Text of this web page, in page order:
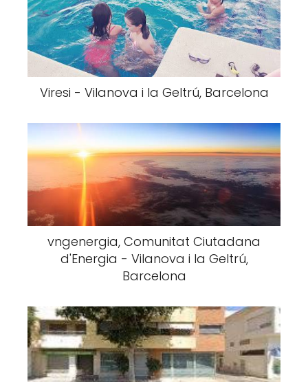
Viresi - Vilanova i la Geltrú, Barcelona
vngenergia, Comunitat Ciutadana
d'Energia - Vilanova i la Geltrú,
Barcelona